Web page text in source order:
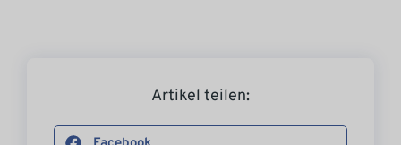
Artikel teilen: